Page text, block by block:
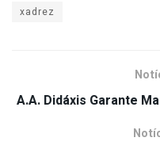
xadrez
A.A. Didáxis Garante